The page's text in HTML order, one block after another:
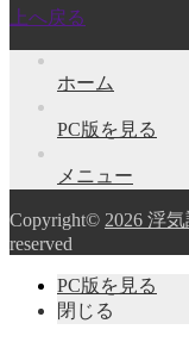
上へ戻る
ホーム
PC版を見る
メニュー
Copyright© 2026 浮
reserved
PC版を見る
閉じる